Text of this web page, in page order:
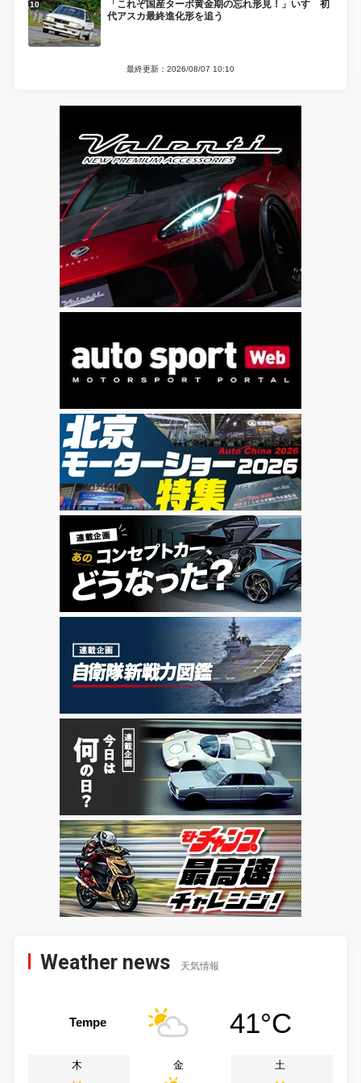
「これぞ国産ターボ黄金期の忘れ形見！」いすゞ初
代アスカ最終進化形を追う
最終更新：2026/08/07 10:10
Weather news 天気情報
Tempe 41°C
木 金 土